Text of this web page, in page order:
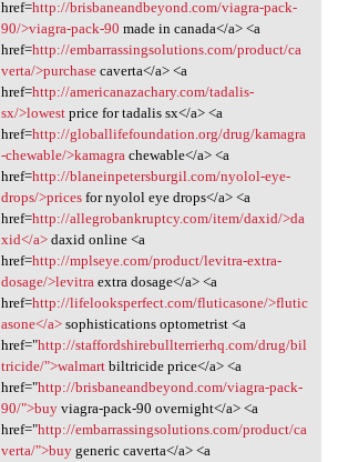
href=http://brisbaneandbeyond.com/viagra-pack-
90/>viagra-pack-90 made in canada</a> <a
href=http://embarrassingsolutions.com/product/ca
verta/>purchasecaverta</a> <a
href=http://americanazachary.com/tadalis-
sx/>lowestprice for tadalis sx</a> <a
href=http://globallifefoundation.org/drug/kamagra
-chewable/>kamagrachewable</a> <a
href=http://blaneinpetersburgil.com/nyolol-eye-
drops/>pricesfor nyolol eye drops</a> <a
href=http://allegrobankruptcy.com/item/daxid/>da
xid</a>daxid online <a
href=http://mplseye.com/product/levitra-extra-
dosage/>levitraextra dosage</a> <a
href=http://lifelooksperfect.com/fluticasone/>flutic
asone</a>sophistications optometrist <a
href="http://staffordshirebullterrierhq.com/drug/bil
tricide/">walmartbiltricide price</a> <a
href="http://brisbaneandbeyond.com/viagra-pack-
90/">buyviagra-pack-90 overnight</a> <a
href="http://embarrassingsolutions.com/product/ca
verta/">buygeneric caverta</a> <a